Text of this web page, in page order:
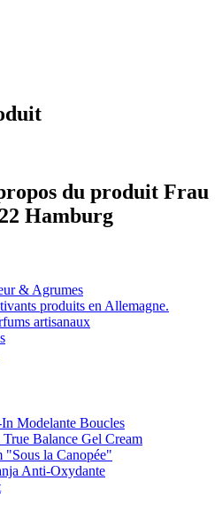
du produit Frau
Hamburg
& Agrumes
produits en Allemagne.
artisanaux
Modelante Boucles
Balance Gel Cream
"Sous la Canopée"
Anti-Oxydante